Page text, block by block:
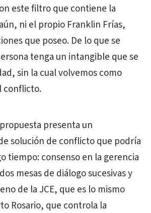
este filtro que contiene la
ni el propio Franklin Frías,
que poseo. De lo que se
tenga un intangible que se
sin la cual volvemos como
conflicto.
presenta un
solución de conflicto que podría
tiempo: consenso en la gerencia
mesas de diálogo sucesivas y
de la JCE, que es lo mismo
Rosario, que controla la